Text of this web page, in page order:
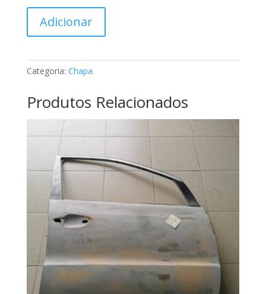
Fechadura
Mercedes
Adicionar
Categoria: Chapa
Produtos Relacionados